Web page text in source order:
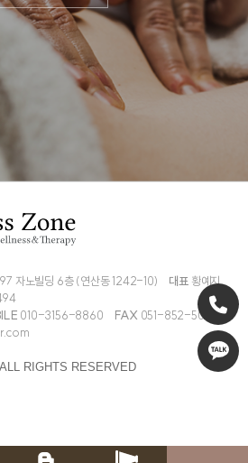
자노빌딩 6층 (연산동 1242-10) 대표 황예지
010-3156-8860 FAX 051-852-5009
ALL RIGHTS RESERVED